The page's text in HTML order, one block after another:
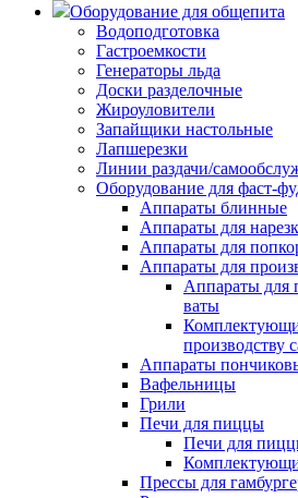
Оборудование для общепита
Водоподготовка
Гастроемкости
Генераторы льда
Доски разделочные
Жироуловители
Запайщики настольные
Лапшерезки
Линии раздачи/
Оборудование для фаст-
Аппараты блинные
Аппараты для
Аппараты для
Аппараты для
Аппараты для
ваты
производству
Аппараты
Вафельницы
Грили
Печи для пиццы
Печи для
Прессы для